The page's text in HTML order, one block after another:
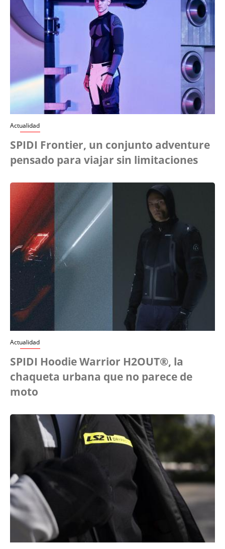
Actualidad
SPIDI Frontier, un conjunto adventure
pensado para viajar sin limitaciones
Actualidad
SPIDI Hoodie Warrior H2OUT®, la
chaqueta urbana que no parece de
moto